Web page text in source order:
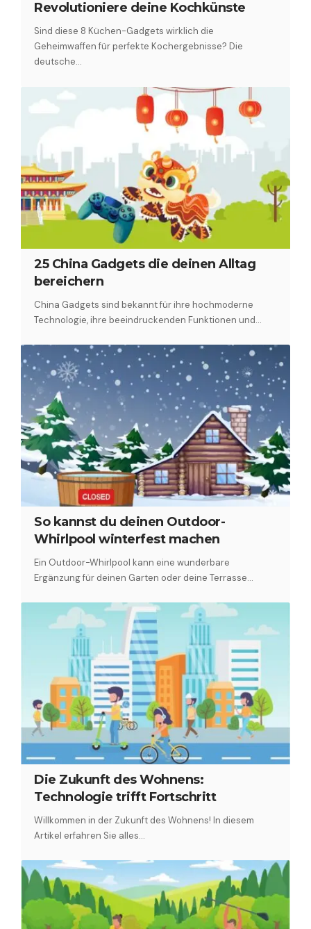
Revolutioniere deine Kochkünste
Sind diese 8 Küchen-Gadgets wirklich die
Geheimwaffen für perfekte Kochergebnisse? Die
deutsche…
25 China Gadgets die deinen Alltag
bereichern
China Gadgets sind bekannt für ihre hochmoderne
Technologie, ihre beeindruckenden Funktionen und…
So kannst du deinen Outdoor-
Whirlpool winterfest machen
Ein Outdoor-Whirlpool kann eine wunderbare
Ergänzung für deinen Garten oder deine Terrasse…
Die Zukunft des Wohnens:
Technologie trifft Fortschritt
Willkommen in der Zukunft des Wohnens! In diesem
Artikel erfahren Sie alles…